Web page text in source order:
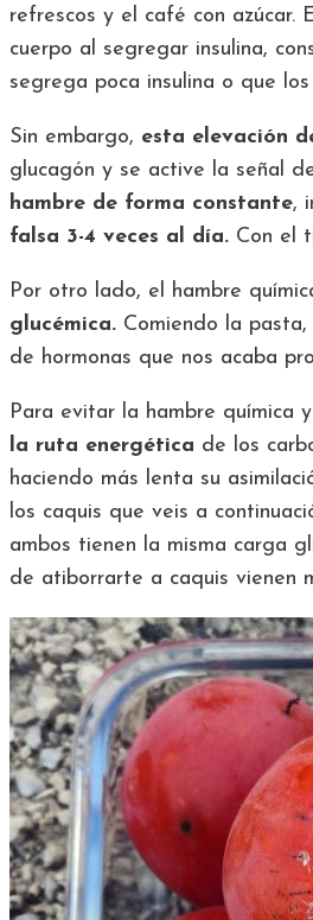
refrescos y el café con azúcar.
cuerpo al segregar insulina,
segrega poca insulina o que
Sin embargo, esta elevación
glucagón y se active la señal
hambre de forma constante,
falsa 3-4 veces al día. Con el
Por otro lado, el hambre
glucémica. Comiendo la
de hormonas que nos acaba
Para evitar la hambre química y
la ruta energética de los
haciendo más lenta su
los caquis que veis a
ambos tienen la misma carga
de atiborrarte a caquis vienen